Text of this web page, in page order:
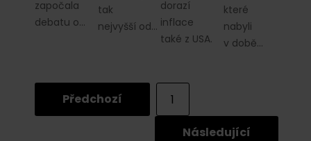
započala
debatu o…
tak
nejvyšší od…
dorazí
inflace
také z USA.
které
nabyli
v době…
Předchozí
1
Následující